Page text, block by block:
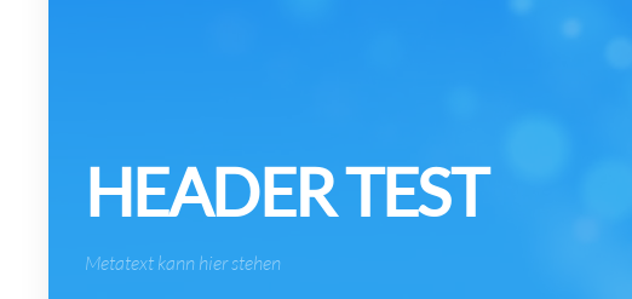
HEADER TEST
Metatext kann hier stehen